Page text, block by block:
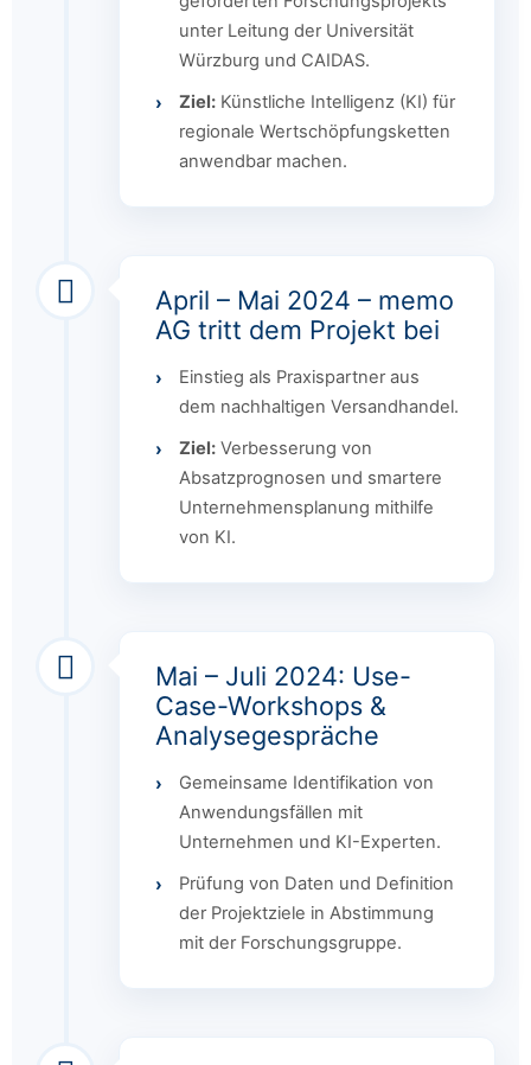
unter Leitung der Universität
Würzburg und CAIDAS.
Ziel: Künstliche Intelligenz (KI) für
regionale Wertschöpfungsketten
anwendbar machen.
April – Mai 2024 – memo
AG tritt dem Projekt bei
Einstieg als Praxispartner aus
dem nachhaltigen Versandhandel.
Ziel: Verbesserung von
Absatzprognosen und smartere
Unternehmensplanung mithilfe
von KI.
Mai – Juli 2024: Use-
Case-Workshops &
Analysegespräche
Gemeinsame Identifikation von
Anwendungsfällen mit
Unternehmen und KI-Experten.
Prüfung von Daten und Definition
der Projektziele in Abstimmung
mit der Forschungsgruppe.